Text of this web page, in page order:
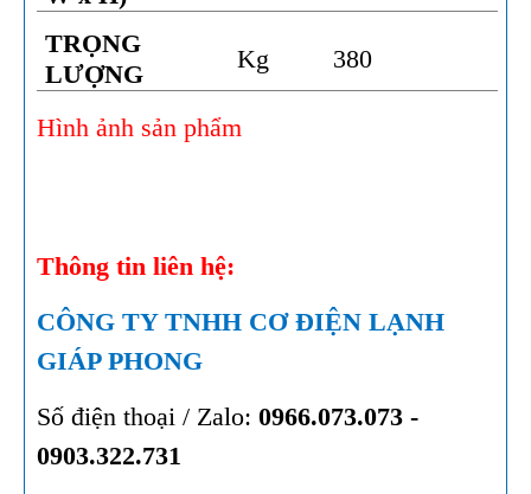
TRỌNG
LƯỢNG
Kg 380
Hình ảnh sản phẩm
Thông tin liên hệ:
CÔNG TY TNHH CƠ ĐIỆN LẠNH
GIÁP PHONG
Số điện thoại / Zalo: 0966.073.073 -
0903.322.731